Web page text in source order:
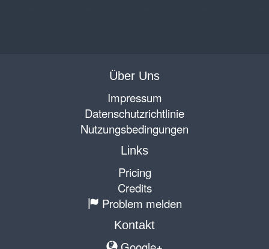
Über Uns
Impressum
Datenschutzrichtlinie
Nutzungsbedingungen
Links
Pricing
Credits
Problem melden
Kontakt